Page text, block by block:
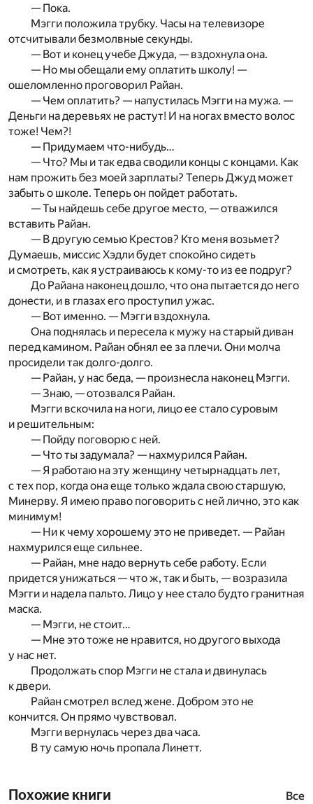
— Пока.
Мэгги положила трубку. Часы на телевизоре
отсчитывали безмолвные секунды.
— Вот и конец учебе Джуда, — вздохнула она.
— Но мы обещали ему оплатить школу! —
ошеломленно проговорил Райан.
— Чем оплатить? — напустилась Мэгги на мужа. —
Деньги на деревьях не растут! И на ногах вместо волос
тоже! Чем?!
— Придумаем что-нибудь…
— Что? Мы и так едва сводили концы с концами. Как
нам прожить без моей зарплаты? Теперь Джуд может
забыть о школе. Теперь он пойдет работать.
— Ты найдешь себе другое место, — отважился
вставить Райан.
— В другую семью Крестов? Кто меня возьмет?
Думаешь, миссис Хэдли будет спокойно сидеть
и смотреть, как я устраиваюсь к кому-то из ее подруг?
До Райана наконец дошло, что она пытается до него
донести, и в глазах его проступил ужас.
— Вот именно. — Мэгги вздохнула.
Она поднялась и пересела к мужу на старый диван
перед камином. Райан обнял ее за плечи. Они молча
просидели так долго-долго.
— Райан, у нас беда, — произнесла наконец Мэгги.
— Знаю, — отозвался Райан.
Мэгги вскочила на ноги, лицо ее стало суровым
и решительным:
— Пойду поговорю с ней.
— Что ты задумала? — нахмурился Райан.
— Я работаю на эту женщину четырнадцать лет,
с тех пор, когда она еще только ждала свою старшую,
Минерву. Я имею право поговорить с ней лично, это как
минимум!
— Ни к чему хорошему это не приведет. — Райан
нахмурился еще сильнее.
— Райан, мне надо вернуть себе работу. Если
придется унижаться — что ж, так и быть, — возразила
Мэгги и надела пальто. Лицо у нее стало будто гранитная
маска.
— Мэгги, не стоит…
— Мне это тоже не нравится, но другого выхода
у нас нет.
Продолжать спор Мэгги не стала и двинулась
к двери.
Райан смотрел вслед жене. Добром это не
кончится. Он прямо чувствовал.
Мэгги вернулась через два часа.
В ту самую ночь пропала Линетт.
Похожие книги Все